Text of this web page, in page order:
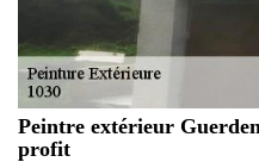
Peintre extérieur
profit